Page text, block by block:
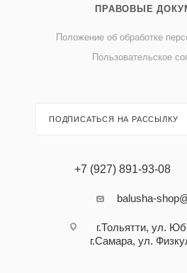
ПРАВОВЫЕ
Положение об обработке
Пользовательское
ПОДПИСАТЬСЯ НА РАССЫЛКУ
+7 (927) 891-93-08
balusha-
г.Тольятти, ул.
г.Самара, ул.